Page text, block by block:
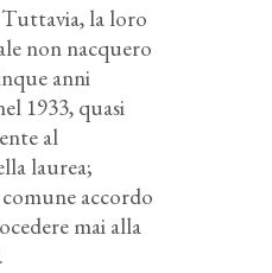
la loro
non nacquero
anni
1933, quasi
al
laurea;
accordo
mai alla